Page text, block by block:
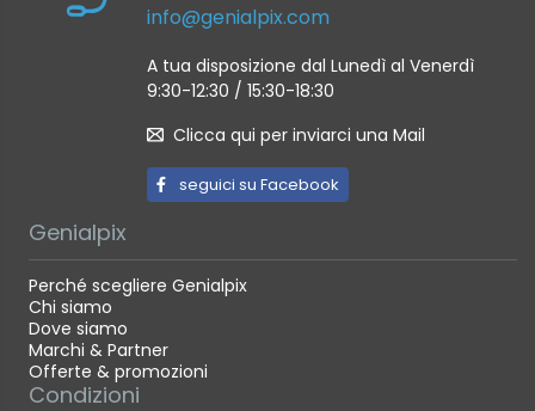
info@genialpix.com
A tua disposizione dal Lunedì al Venerdì
9:30-12:30 / 15:30-18:30
Clicca qui per inviarci una Mail
seguici su Facebook
Genialpix
Perché scegliere Genialpix
Chi siamo
Dove siamo
Marchi & Partner
Offerte & promozioni
Condizioni